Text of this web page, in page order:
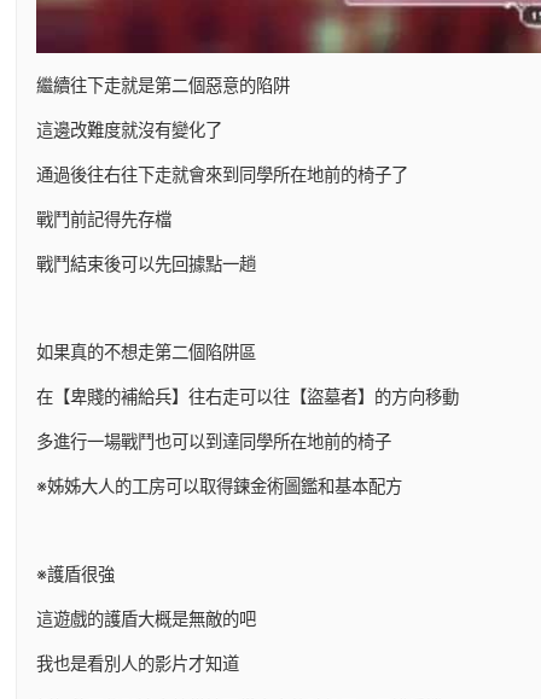
繼續往下走就是第二個惡意的陷阱
這邊改難度就沒有變化了
通過後往右往下走就會來到同學所在地前的椅子了
戰鬥前記得先存檔
戰鬥結束後可以先回據點一趟
如果真的不想走第二個陷阱區
在【卑賤的補給兵】往右走可以往【盜墓者】的方向移動
多進行一場戰鬥也可以到達同學所在地前的椅子
※姊姊大人的工房可以取得鍊金術圖鑑和基本配方
※護盾很強
這遊戲的護盾大概是無敵的吧
我也是看別人的影片才知道